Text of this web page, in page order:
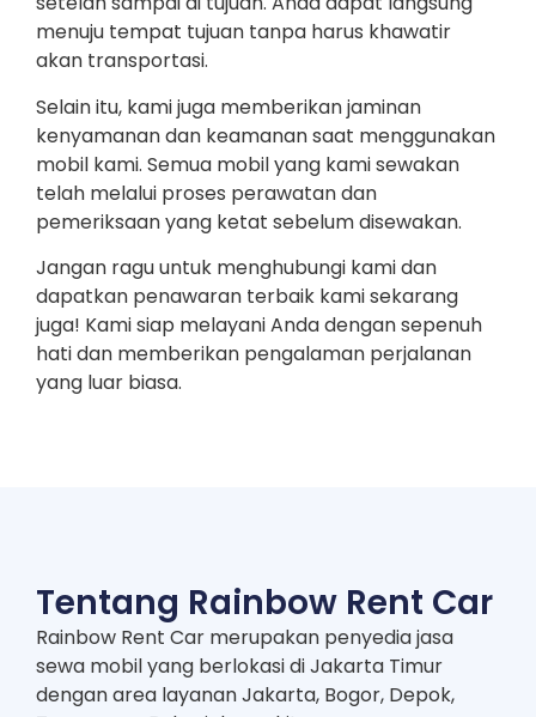
menuju tempat tujuan tanpa harus khawatir
akan transportasi.
Selain itu, kami juga memberikan jaminan
kenyamanan dan keamanan saat menggunakan
mobil kami. Semua mobil yang kami sewakan
telah melalui proses perawatan dan
pemeriksaan yang ketat sebelum disewakan.
Jangan ragu untuk menghubungi kami dan
dapatkan penawaran terbaik kami sekarang
juga! Kami siap melayani Anda dengan sepenuh
hati dan memberikan pengalaman perjalanan
yang luar biasa.
Tentang Rainbow Rent Car
Rainbow Rent Car merupakan penyedia jasa
sewa mobil yang berlokasi di Jakarta Timur
dengan area layanan Jakarta, Bogor, Depok,